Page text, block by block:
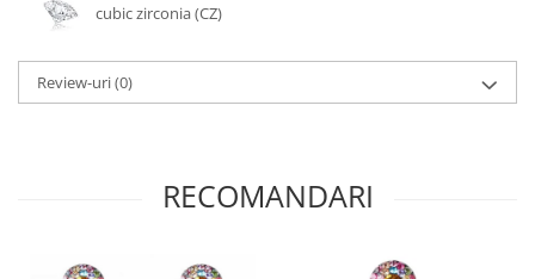
cubic zirconia (CZ)
Review-uri(0)
RECOMANDARI